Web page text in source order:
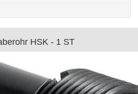
HSK - 1 ST